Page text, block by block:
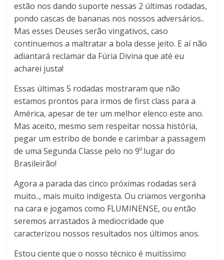
estão nos dando suporte nessas 2 últimas rodadas,
pondo cascas de bananas nos nossos adversários..
Mas esses Deuses serão vingativos, caso
continuemos a maltratar a bola desse jeito. E aí não
adiantará reclamar da Fúria Divina que até eu
acharei justa!
Essas últimas 5 rodadas mostraram que não
estamos prontos para irmos de first class para a
América, apesar de ter um melhor elenco este ano.
Mas aceito, mesmo sem respeitar nossa história,
pegar um estribo de bonde e carimbar a passagem
de uma Segunda Classe pelo no 9º.lugar do
Brasileirão!
Agora a parada das cinco próximas rodadas será
muito.., mais muito indigesta. Ou criamos vergonha
na cara e jogamos como FLUMINENSE, ou então
seremos arrastados à mediocridade que
caracterizou nossos resultados nos últimos anos.
Estou ciente que o nosso técnico é muitíssimo